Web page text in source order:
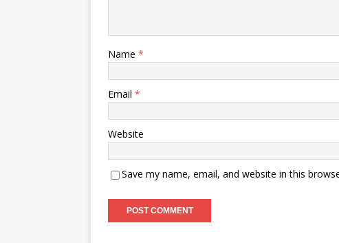
Name *
Email *
Website
Save my name, email, and website in this